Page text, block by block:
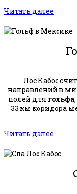
Читать далее
Лос Кабос
направлений в
полей для гольфа
33 км коридора
Читать далее